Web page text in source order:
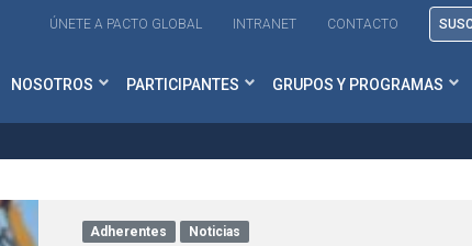
ÚNETE A PACTO GLOBAL INTRANET CONTACTO
NOSOTROS PARTICIPANTES GRUPOS Y PROGRAMAS
Adherentes Noticias